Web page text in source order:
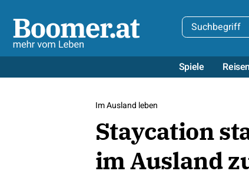
Spiele Reisen
Im Ausland leben
Staycation
im Ausland